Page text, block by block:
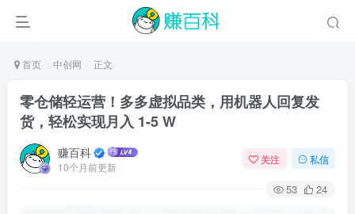
首页 中创网 正文
零仓储轻运营！多多虚拟品类，用机器人回复发
货，轻松实现月入 1-5 W
赚百科
10个月前更新
关注 私信
53 24